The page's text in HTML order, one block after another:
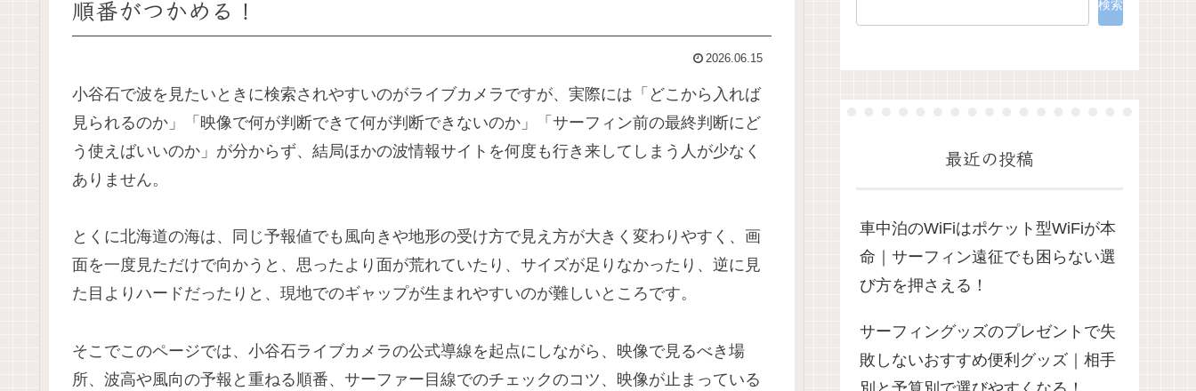
順番がつかめる！
2026.06.15
小谷石で波を見たいときに検索されやすいのがライブカメラですが、実際には「どこから入れば
見られるのか」「映像で何が判断できて何が判断できないのか」「サーフィン前の最終判断にど
う使えばいいのか」が分からず、結局ほかの波情報サイトを何度も行き来してしまう人が少なく
ありません。
とくに北海道の海は、同じ予報値でも風向きや地形の受け方で見え方が大きく変わりやすく、画
面を一度見ただけで向かうと、思ったより面が荒れていたり、サイズが足りなかったり、逆に見
た目よりハードだったりと、現地でのギャップが生まれやすいのが難しいところです。
そこでこのページでは、小谷石ライブカメラの公式導線を起点にしながら、映像で見るべき場
所、波高や風向の予報と重ねる順番、サーファー目線でのチェックのコツ、映像が止まっている
検索
最近の投稿
車中泊のWiFiはポケット型WiFiが本
命｜サーフィン遠征でも困らない選
び方を押さえる！
サーフィングッズのプレゼントで失
敗しないおすすめ便利グッズ｜相手